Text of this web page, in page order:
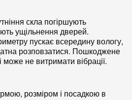
скла погіршують
ущільнення дверей.
пускає всередину вологу,
розповзатися. Пошкоджене
може не витримати вібрації.
розміром і посадкою в